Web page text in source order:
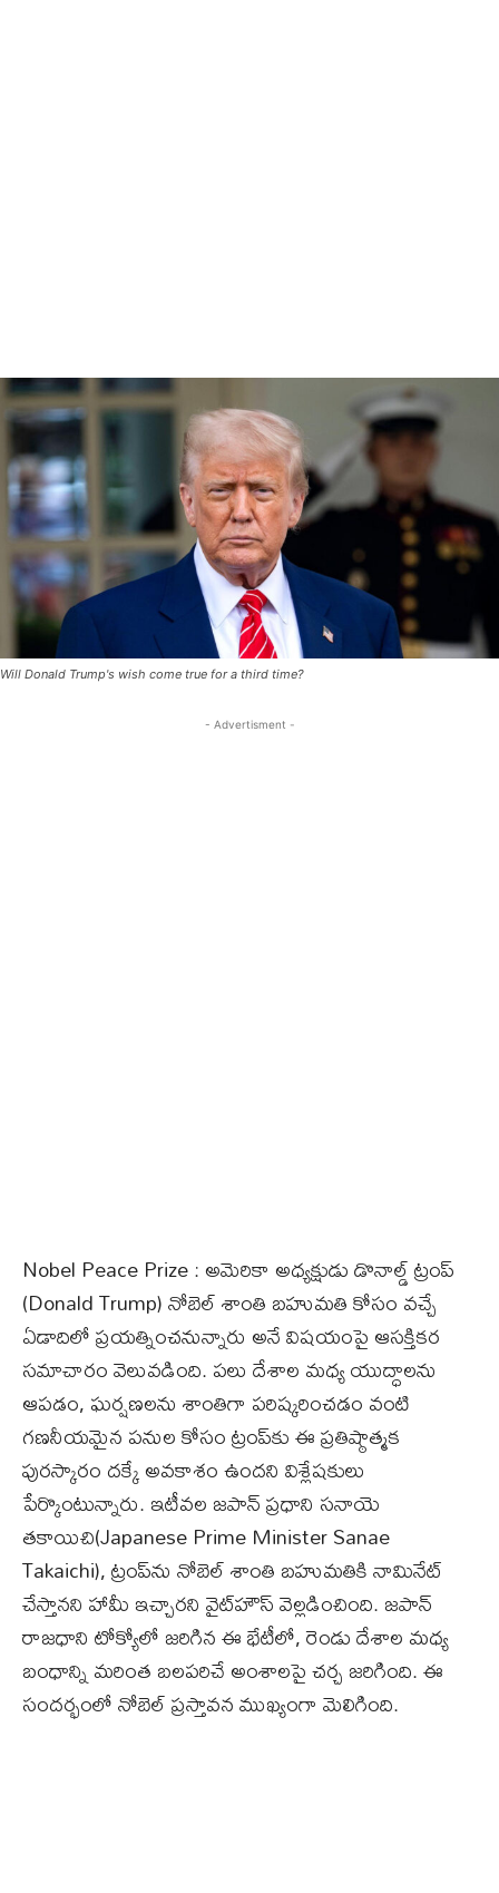
Will Donald Trump's wish come true for a third time?
- Advertisment -
Nobel Peace Prize : అమెరికా అధ్యక్షుడు డొనాల్డ్ ట్రంప్‌
(Donald Trump) నోబెల్ శాంతి బహుమతి కోసం వచ్చే
ఏడాదిలో ప్రయత్నించనున్నారు అనే విషయంపై ఆసక్తికర
సమాచారం వెలువడింది. పలు దేశాల మధ్య యుద్ధాలను
ఆపడం, ఘర్షణలను శాంతిగా పరిష్కరించడం వంటి
గణనీయమైన పనుల కోసం ట్రంప్‌కు ఈ ప్రతిష్ఠాత్మక
పురస్కారం దక్కే అవకాశం ఉందని విశ్లేషకులు
పేర్కొంటున్నారు. ఇటీవల జపాన్ ప్రధాని సనాయె
తకాయిచి(Japanese Prime Minister Sanae
Takaichi), ట్రంప్‌ను నోబెల్ శాంతి బహుమతికి నామినేట్
చేస్తానని హామీ ఇచ్చారని వైట్‌హౌస్ వెల్లడించింది. జపాన్
రాజధాని టోక్యోలో జరిగిన ఈ భేటీలో, రెండు దేశాల మధ్య
బంధాన్ని మరింత బలపరిచే అంశాలపై చర్చ జరిగింది. ఈ
సందర్భంలో నోబెల్ ప్రస్తావన ముఖ్యంగా మెలిగింది.